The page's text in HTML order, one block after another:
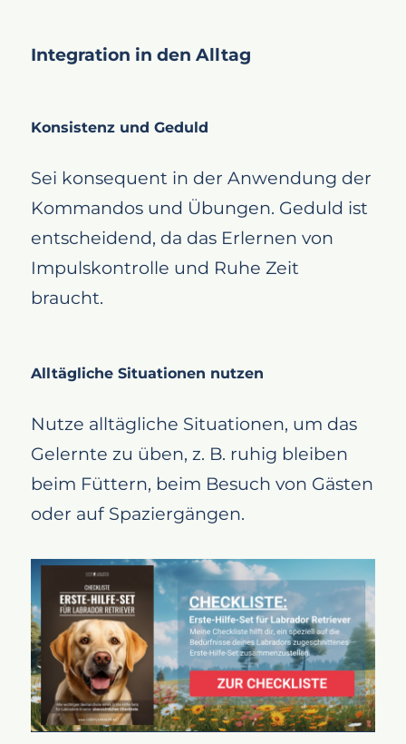
Integration in den Alltag
Konsistenz und Geduld
Sei konsequent in der Anwendung der
Kommandos und Übungen. Geduld ist
entscheidend, da das Erlernen von
Impulskontrolle und Ruhe Zeit
braucht.
Alltägliche Situationen nutzen
Nutze alltägliche Situationen, um das
Gelernte zu üben, z. B. ruhig bleiben
beim Füttern, beim Besuch von Gästen
oder auf Spaziergängen.